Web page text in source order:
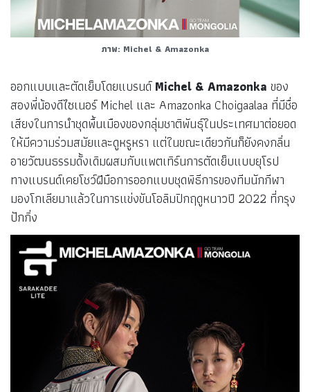
ภาพ: Michel & Amazonka
ออกแบบและตัดเย็บโดยแบรนด์Michel & Amazonka ของ
สองพี่น้องดีไซเนอร์ Michel และ Amazonka Choigaalaa ที่มีชื่อ
เสียงในการนำชุดพื้นเมืองของกลุ่มชาติพันธุ์ในประเทศมาต่อยอด
ให้มีความร่วมสมัยและดูหรูหรา แต่ในขณะเดียวกันก็ยังคงกลิ่น
อายวัฒนธรรมดั้งเดิมผสมกับแพตเทิร์นการตัดเย็บแบบยุโรป
ทางแบรนด์เคยโชว์ฝีมือการออกแบบชุดพิธีการของทีมนักกีฬา
มองโกเลียมาแล้วในการแข่งขันโอลิมปิกฤดูหนาวปี 2022 ที่กรุง
ปักกิ่ง